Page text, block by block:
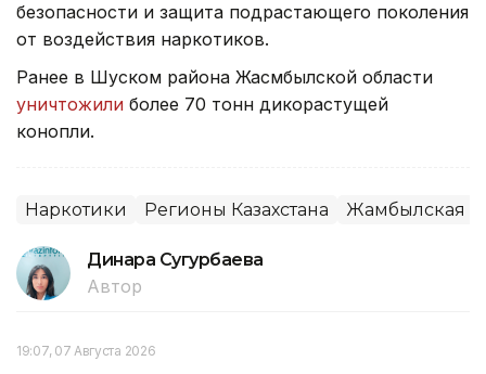
безопасности и защита подрастающего поколения
от воздействия наркотиков.
Ранее в Шуском района Жасмбылской области
уничтожили более 70 тонн дикорастущей
конопли.
Наркотики Регионы Казахстана Жамбылская
Динара Сугурбаева
Автор
19:07, 07 Августа 2026